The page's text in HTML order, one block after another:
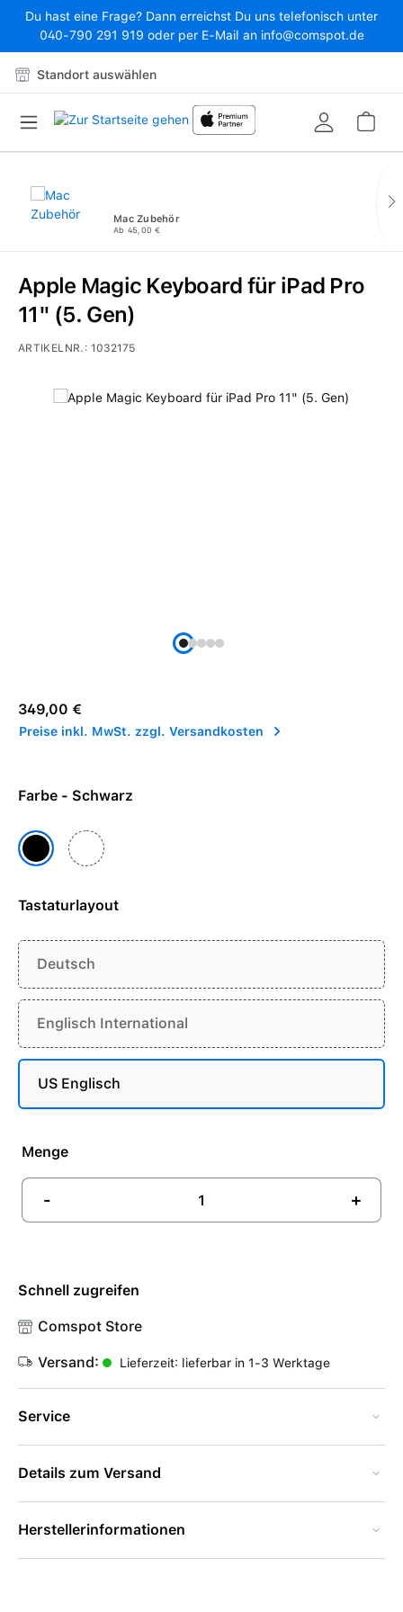
Zum Hauptinhalt springen
Du hast eine Frage? Dann erreichst Du uns telefonisch unter
040-790 291 919 oder per E-Mail an info@comspot.de
Standort auswählen
Mac Zubehör
Ab 45,00 €
Bildergalerie überspringen
Apple Magic Keyboard für iPad Pro
11" (5. Gen)
ARTIKELNR.:1032175
Regulärer Preis:
349,00 €
Preise inkl. MwSt. zzgl. Versandkosten
Farbe - Schwarz
SchwarzWeiß
Tastaturlayout
Deutsch
Englisch International
US Englisch
Menge
- +
Schnell zugreifen
Comspot Store
Versand: Lieferzeit: lieferbar in 1-3 Werktage
Service
Details zum Versand
Herstellerinformationen